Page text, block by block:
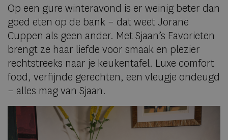
Op een gure winteravond is er weinig beter dan
goed eten op de bank – dat weet Jorane
Cuppen als geen ander. Met Sjaan’s Favorieten
brengt ze haar liefde voor smaak en plezier
rechtstreeks naar je keukentafel. Luxe comfort
food, verfijnde gerechten, een vleugje ondeugd
– alles mag van Sjaan.